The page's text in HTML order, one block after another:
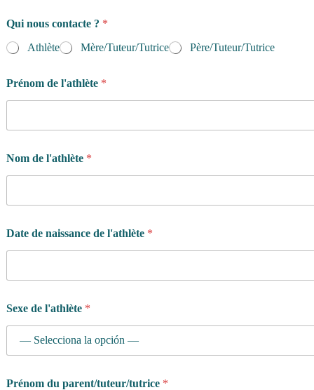
Qui nous contacte ? *
Athlète
Mère/Tuteur/Tutrice Père/Tuteur/Tutrice
Prénom de l'athlète *
Nom de l'athlète *
Date de naissance de l'athlète *
e
m
e
Sexe de l'athlète *
Prénom du parent/tuteur/tutrice *